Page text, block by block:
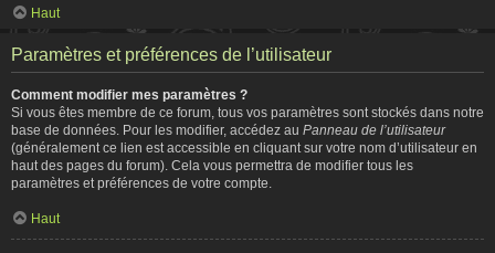
Haut
Paramètres et préférences de l’utilisateur
Comment modifier mes paramètres ?
Si vous êtes membre de ce forum, tous vos paramètres sont stockés dans notre
base de données. Pour les modifier, accédez au Panneau de l’utilisateur
(généralement ce lien est accessible en cliquant sur votre nom d’utilisateur en
haut des pages du forum). Cela vous permettra de modifier tous les
paramètres et préférences de votre compte.
Haut